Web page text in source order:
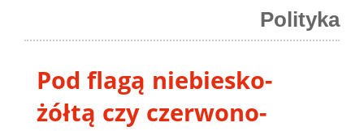
Polityka
Pod flagą niebiesko-
żółtą czy czerwono-